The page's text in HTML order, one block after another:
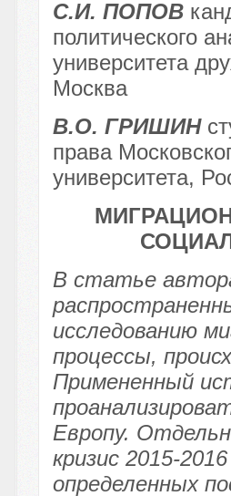
С.И. ПОПОВ
политического
университета
Москва
В.О. ГРИШИН
права
университета,
В статье
исследованию
процессы,
Примененный
Европу.
кризис 2015-
определенных